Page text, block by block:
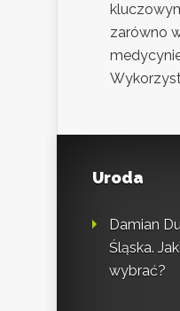
zarówno
Uroda
Damian
Śląska.
wybrać?